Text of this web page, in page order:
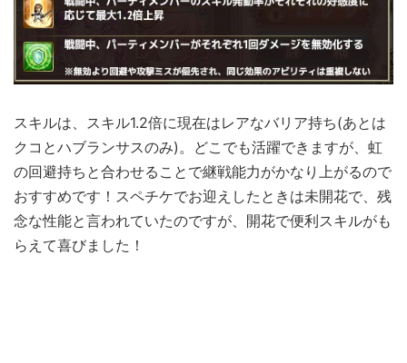
スキルは、スキル1.2倍に現在はレアなバリア持ち(あとは
クコとハブランサスのみ)。どこでも活躍できますが、虹
の回避持ちと合わせることで継戦能力がかなり上がるので
おすすめです！スペチケでお迎えしたときは未開花で、残
念な性能と言われていたのですが、開花で便利スキルがも
らえて喜びました！